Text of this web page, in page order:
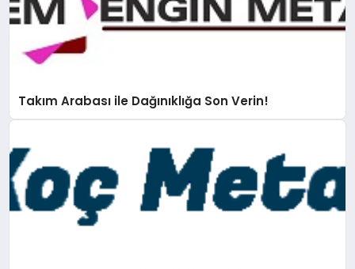
Takım Arabası ile Dağınıklığa Son Verin!